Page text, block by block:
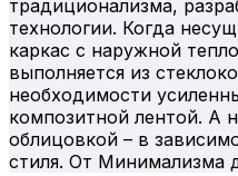
традиционализма,
технологии. Когда
каркас с наружной
выполняется из
необходимости
композитной лентой. А
облицовкой – в
стиля. От Минимализма